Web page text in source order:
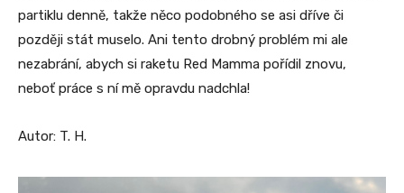
partiklu denně, takže něco podobného se asi dříve či
později stát muselo. Ani tento drobný problém mi ale
nezabrání, abych si raketu Red Mamma pořídil znovu,
neboť práce s ní mě opravdu nadchla!
Autor: T. H.